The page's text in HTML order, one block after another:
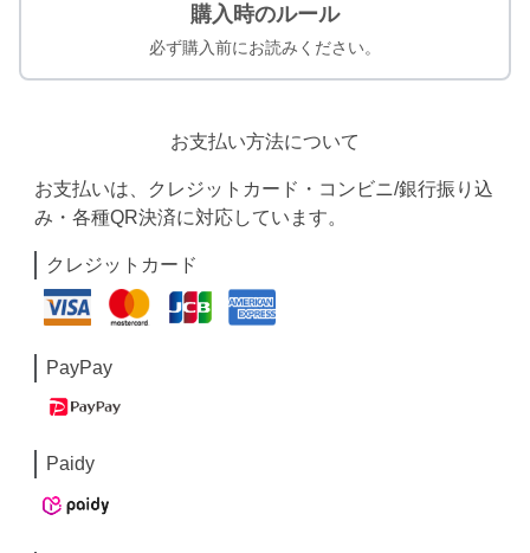
購入時のルール
必ず購入前にお読みください。
お支払い方法について
お支払いは、クレジットカード・コンビニ/銀行振り込
み・各種QR決済に対応しています。
クレジットカード
PayPay
Paidy